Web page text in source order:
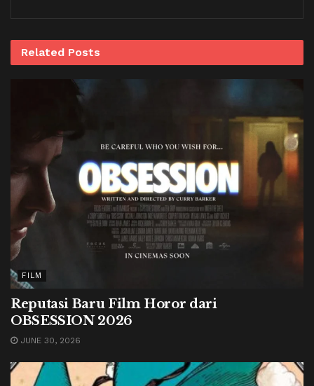
Related Posts
FILM
Reputasi Baru Film Horor dari
OBSESSION 2026
JUNE 30, 2026